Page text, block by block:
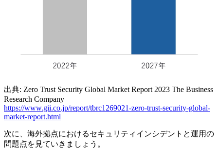
出典: Zero Trust Security Global Market Report 2023 The Business
Research Company
https://www.gii.co.jp/report/tbrc1269021-zero-trust-security-global-
market-report.html
次に、海外拠点におけるセキュリティインシデントと運用の
問題点を見ていきましょう。